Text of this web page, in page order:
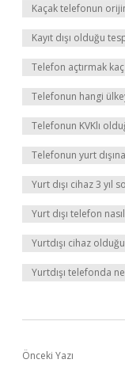
Kaçak telefonun
Kayıt dışı olduğu
Telefon açtırmak
Telefonun hangi
Telefonun KVKlı
Telefonun yurt
Yurt dışı cihaz 3 yıl
Yurt dışı telefon nasıl
Yurtdışı cihaz
Yurtdışı telefonda
Önceki Yazı